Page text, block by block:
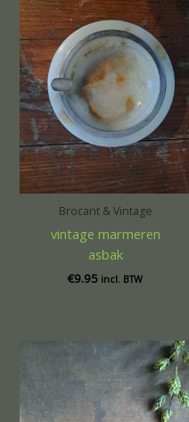
Brocant & Vintage
vintage marmeren
asbak
€9.95 incl. BTW